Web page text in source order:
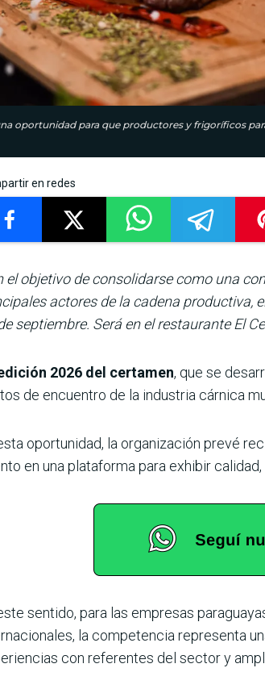
oportunidad para que productores y frigoríficos
en redes
el objetivo de consolidarse como una
actores de la cadena productiva,
septiembre. Será en el restaurante El
2026 del certamen, que se
de encuentro de la industria cárnica
oportunidad, la organización prevé
en una plataforma para exhibir
sentido, para las empresas
la competencia representa
con referentes del sector y